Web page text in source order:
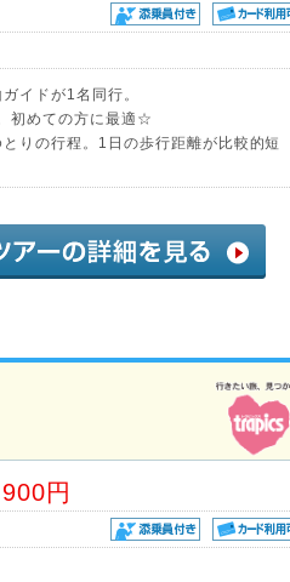
イドが1名同行。
初めての方に最適☆
りの行程。1日の歩行距離が比較的短
円